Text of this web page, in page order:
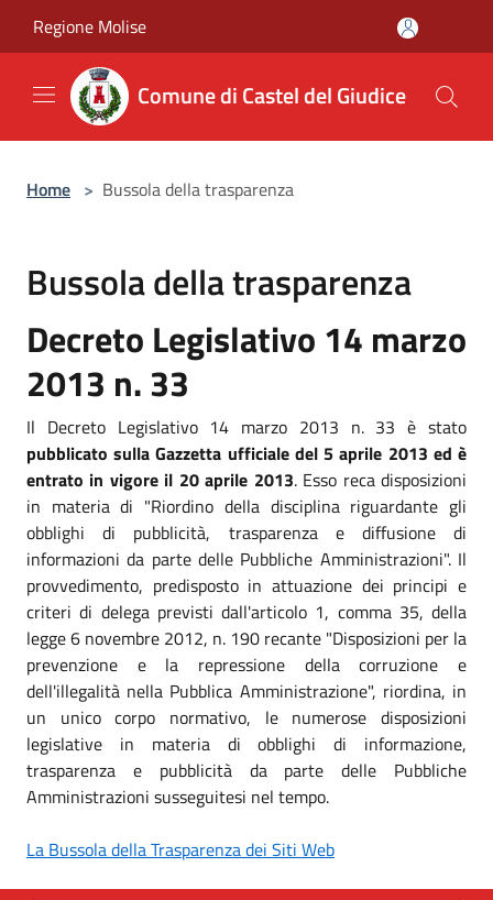
Regione Molise
Comune di Castel del Giudice
Home > Bussola della trasparenza
Bussola della trasparenza
Decreto Legislativo 14 marzo
2013 n. 33
Il Decreto Legislativo 14 marzo 2013 n. 33 è stato
pubblicato sulla Gazzetta ufficiale del 5 aprile 2013 ed è
entrato in vigore il 20 aprile 2013. Esso reca disposizioni
in materia di "Riordino della disciplina riguardante gli
obblighi di pubblicità, trasparenza e diffusione di
informazioni da parte delle Pubbliche Amministrazioni". Il
provvedimento, predisposto in attuazione dei principi e
criteri di delega previsti dall'articolo 1, comma 35, della
legge 6 novembre 2012, n. 190 recante "Disposizioni per la
prevenzione e la repressione della corruzione e
dell'illegalità nella Pubblica Amministrazione", riordina, in
un unico corpo normativo, le numerose disposizioni
legislative in materia di obblighi di informazione,
trasparenza e pubblicità da parte delle Pubbliche
Amministrazioni susseguitesi nel tempo.
La Bussola della Trasparenza dei Siti Web